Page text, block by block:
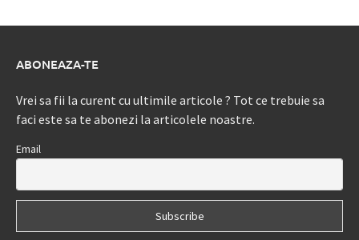
ABONEAZA-TE
Vrei sa fii la curent cu ultimile articole ? Tot ce trebuie sa
faci este sa te abonezi la articolele noastre.
Email